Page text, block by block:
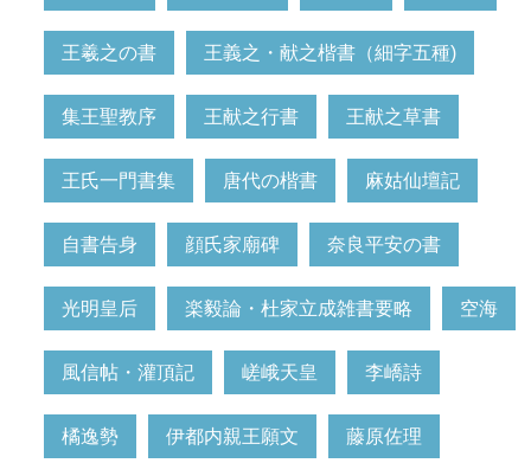
王羲之の書 王義之・献之楷書（細字五種)
集王聖教序 王献之行書 王献之草書
王氏一門書集 唐代の楷書 麻姑仙壇記
自書告身 顔氏家廟碑 奈良平安の書
光明皇后 楽毅論・杜家立成雑書要略 空海
風信帖・灌頂記 嵯峨天皇 李嶠詩
橘逸勢 伊都内親王願文 藤原佐理